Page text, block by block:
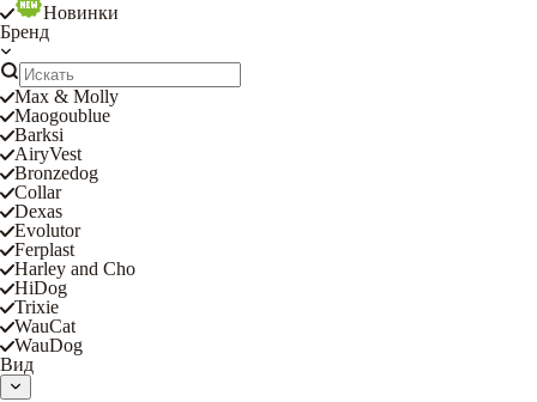
Новинки
Бренд
Max & Molly
Maogoublue
Barksi
AiryVest
Bronzedog
Collar
Dexas
Evolutor
Ferplast
Harley and Cho
HiDog
Trixie
WauCat
WauDog
Вид